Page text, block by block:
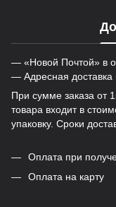
— «Новой Почтой» в
— Адресная доставка
При сумме заказа от
товара входит в
упаковку. Сроки
Оплата при
Оплата на карту